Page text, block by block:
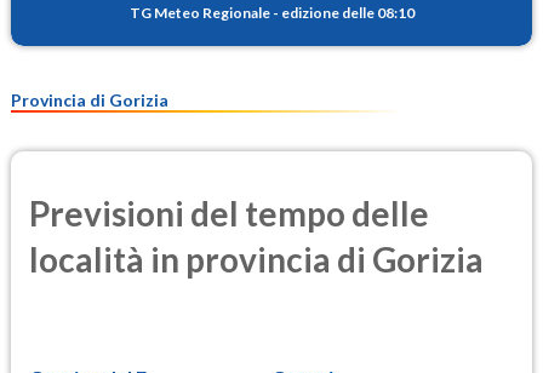
TG Meteo Regionale - edizione delle 08:10
Provincia di Gorizia
Previsioni del tempo delle
località in provincia di Gorizia